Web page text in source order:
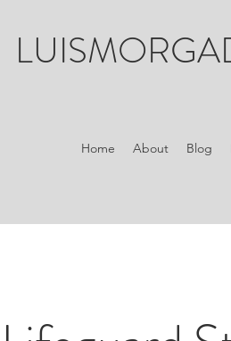
Home About Blog